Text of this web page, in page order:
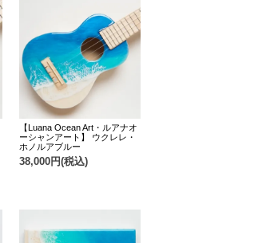
【Luana Ocean Art・ルアナオ
ーシャンアート】 ウクレレ・
ホノルアブルー
38,000円(税込)